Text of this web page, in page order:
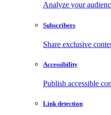
Analyze your
Subscribers
Share exclusive
Accessibility
Publish accessible
Link detection